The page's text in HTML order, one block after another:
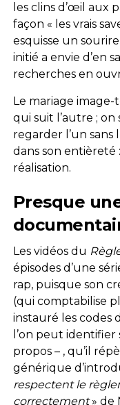
les clins d’œil aux
façon « les vrais
esquisse un
initié a envie d’en
recherches en
Le mariage image-
qui suit l’autre ;
regarder l’un sans
dans son entièreté
réalisation.
Presque
Les vidéos du
épisodes d’une
rap, puisque son
(qui comptabilise
instauré les codes
l’on peut
propos – , qu’il
générique
respectent le
correctement» de